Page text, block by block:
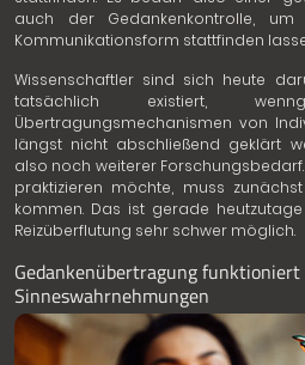
auch der Gedankenkontrolle,
Kommunikationsform stattfinden
Wissenschaftler sind sich heute
tatsächlich existiert,
Übertragungsmechanismen von
längst nicht abschließend geklärt
also noch weiterer
praktizieren möchte, muss
kommen. Das ist gerade
Reizüberflutung sehr schwer möglich.
Gedankenübertragung funktioniert
Sinneswahrnehmungen